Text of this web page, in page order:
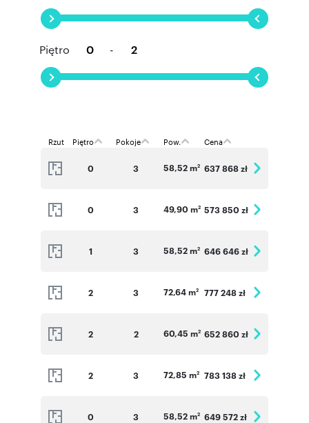
Piętro -
Rzut Piętro Pokoje Pow. Cena
0 3 58,52 m2 637 868 zł
0 3 49,90 m2 573 850 zł
1 3 58,52 m2 646 646 zł
2 3 72,64 m2 777 248 zł
2 2 60,45 m2 652 860 zł
2 3 72,85 m2 783 138 zł
0 3 58,52 m2 649 572 zł